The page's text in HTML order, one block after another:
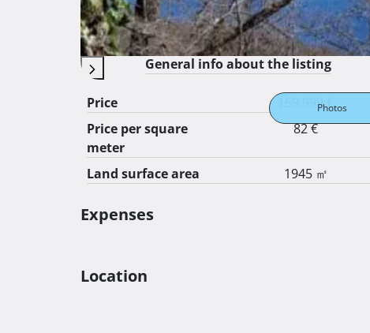
Photos
Basic features
General info about the listing
Price
159.999 €
Price per square
meter
82 €
Land surface area 1945 ㎡
Expenses
Location